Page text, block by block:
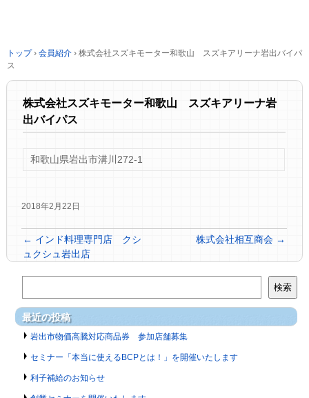
トップ › 会員紹介 › 株式会社スズキモーター和歌山 スズキアリーナ岩出バイパ
ス
株式会社スズキモーター和歌山 スズキアリーナ岩
出バイパス
和歌山県岩出市溝川272-1
2018年2月22日
← インド料理専門店 クシ
ュクシュ岩出店
株式会社相互商会 →
検索
最近の投稿
岩出市物価高騰対応商品券 参加店舗募集
セミナー「本当に使えるBCPとは！」を開催いたします
利子補給のお知らせ